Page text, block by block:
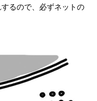
るので、必ずネットの